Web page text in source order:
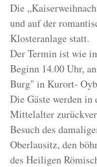
Die
und auf der
Klosteranlage statt.
Der Termin ist wie
Beginn 14.00 Uhr,
Burg" in Kurort-
Die Gäste werden
Mittelalter
Besuch des
Oberlausitz, den
des Heiligen